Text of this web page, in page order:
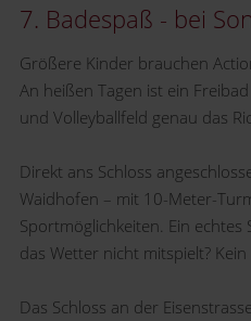
7. Badespaß - bei
Größere Kinder brauchen
An heißen Tagen ist ein
und Volleyballfeld genau das
Direkt ans Schloss
Waidhofen – mit 10-Meter-
Sportmöglichkeiten. Ein
das Wetter nicht mitspielt?
Das Schloss an der